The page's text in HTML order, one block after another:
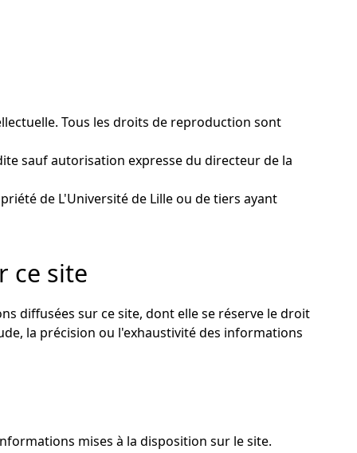
Tous les droits de reproduction sont
sauf autorisation expresse du directeur de la
de L'Université de Lille ou de tiers ayant
ce site
diffusées sur ce site, dont elle se réserve le droit
la précision ou l'exhaustivité des informations
mises à la disposition sur le site.